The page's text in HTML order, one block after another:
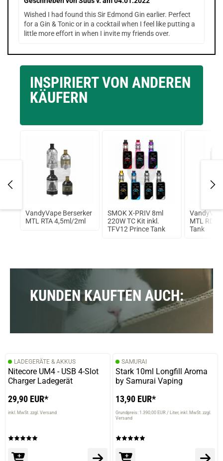
Wished I had found this Sir Edmond Gin earlier. Perfect
for a Gin & Tonic or in a cocktail when I feel like putting a
little more effort in when I invite my friends over.
INSPIRIERT VON ANDEREN
KÄUFERN
VandyVape Berserker
MTL RTA 4,5ml/2ml
SMOK X-PRIV 8ml
220W TC Kit inkl.
TFV12 Prince Tank
MTL RDA
Tank
KUNDEN KAUFTEN AUCH:
LADEGERÄTE & AKKUS
Nitecore UM4 - USB 4-Slot
Charger Ladegerät
29,90 EUR*
inkl. MwSt. zzgl. Versand
SAMURAI
Stark 10ml Longfill Aroma
by Samurai Vaping
13,90 EUR*
Grundpreis: 1.390,00 EUR / Liter inkl. MwSt. zzgl.
Versand